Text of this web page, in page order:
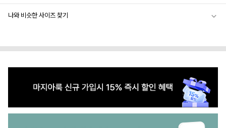
나와 비슷한 사이즈 찾기